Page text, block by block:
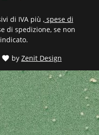
by Zenit Design
di IVA più , spese di
di spedizione, se non